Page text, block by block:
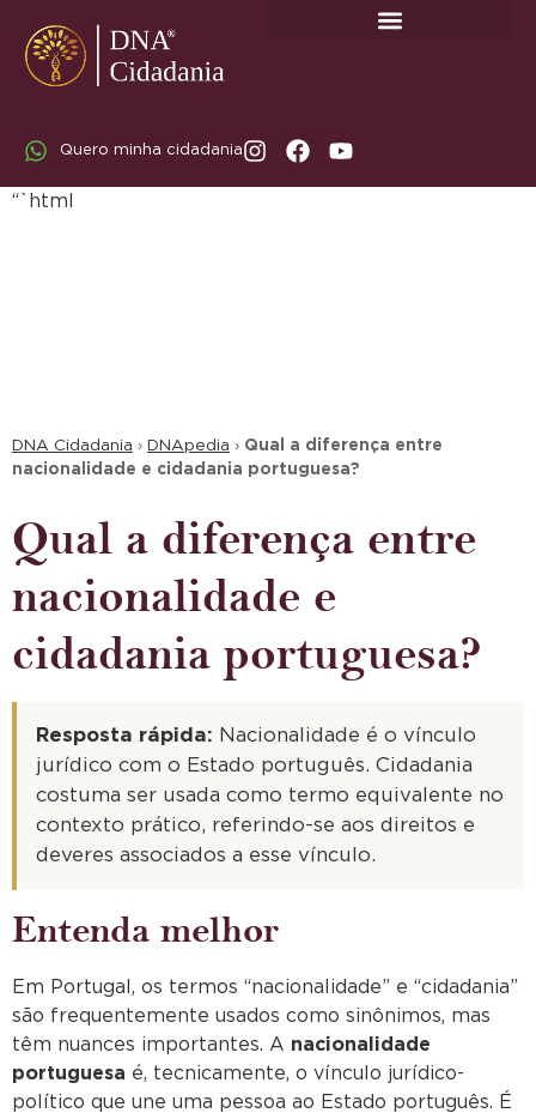
Quero minha cidadania
“`html
DNA Cidadania › DNApedia › Qual a diferença entre
nacionalidade e cidadania portuguesa?
Qual a diferença entre
nacionalidade e
cidadania portuguesa?
Resposta rápida: Nacionalidade é o vínculo
jurídico com o Estado português. Cidadania
costuma ser usada como termo equivalente no
contexto prático, referindo-se aos direitos e
deveres associados a esse vínculo.
Entenda melhor
Em Portugal, os termos “nacionalidade” e “cidadania”
são frequentemente usados como sinônimos, mas
têm nuances importantes. A nacionalidade
portuguesa é, tecnicamente, o vínculo jurídico-
político que une uma pessoa ao Estado português. É